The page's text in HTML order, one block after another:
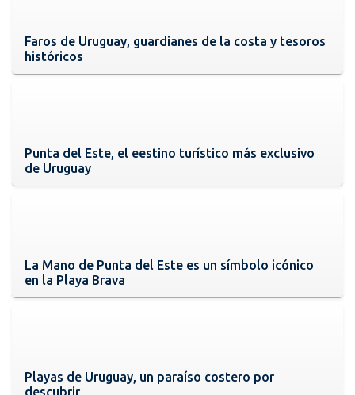
Faros de Uruguay, guardianes de la costa y tesoros
históricos
Punta del Este, el eestino turístico más exclusivo
de Uruguay
La Mano de Punta del Este es un símbolo icónico
en la Playa Brava
Playas de Uruguay, un paraíso costero por
descubrir